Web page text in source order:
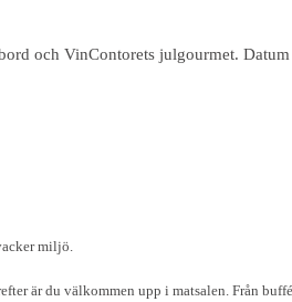
och VinContorets julgourmet.
miljö.
är du välkommen upp i matsalen. Från